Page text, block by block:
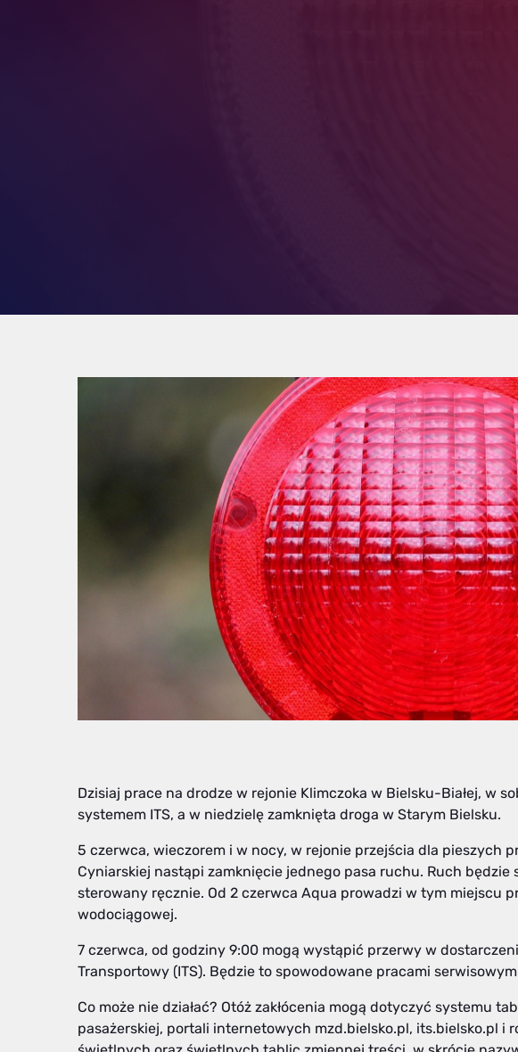
Dzisiaj prace na drodze w rejonie Klimczoka w Bielsku-Białej, w
systemem ITS, a w niedzielę zamknięta droga w Starym Bielsku.
5 czerwca, wieczorem i w nocy, w rejonie przejścia dla pieszych
Cyniarskiej nastąpi zamknięcie jednego pasa ruchu. Ruch będzie
sterowany ręcznie. Od 2 czerwca Aqua prowadzi w tym miejscu
wodociągowej.
7 czerwca, od godziny 9:00 mogą wystąpić przerwy w
Transportowy (ITS). Będzie to spowodowane pracami
Co może nie działać? Otóż zakłócenia mogą dotyczyć systemu
pasażerskiej, portali internetowych mzd.bielsko.pl, its.bielsko.pl i